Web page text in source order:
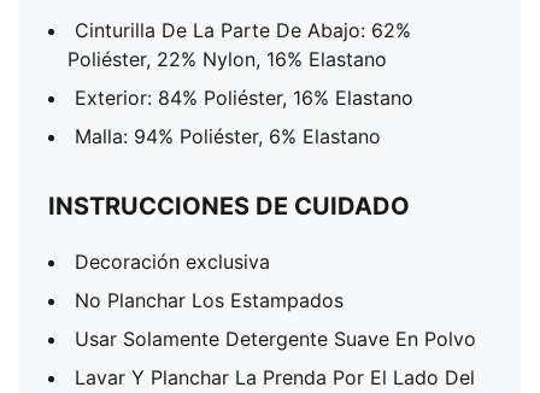
Cinturilla De La Parte De Abajo: 62%
Poliéster, 22% Nylon, 16% Elastano
Exterior: 84% Poliéster, 16% Elastano
Malla: 94% Poliéster, 6% Elastano
INSTRUCCIONES DE CUIDADO
Decoración exclusiva
No Planchar Los Estampados
Usar Solamente Detergente Suave En Polvo
Lavar Y Planchar La Prenda Por El Lado Del